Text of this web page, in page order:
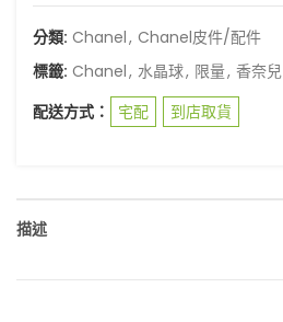
分類: Chanel, Chanel皮件/配件
標籤: Chanel, 水晶球, 限量, 香奈兒
配送方式：
宅配 到店取貨
描述